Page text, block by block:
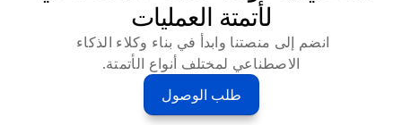
لأتمتة العمليات
الاصطناعي لمختلف أنواع الأتمتة.
طلب الوصول